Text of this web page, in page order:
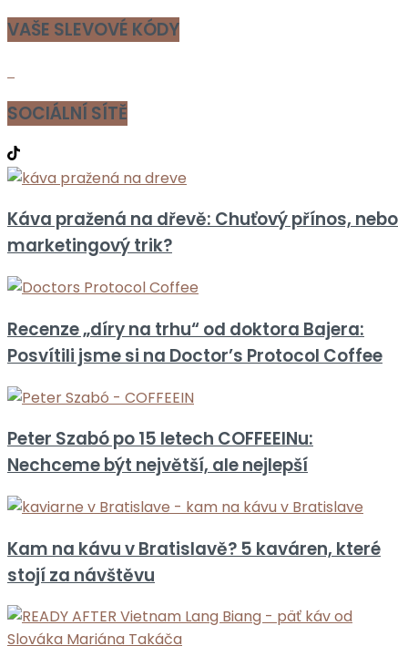
VAŠE SLEVOVÉ KÓDY
SOCIÁLNÍ SÍTĚ
Káva pražená na dřevě: Chuťový přínos, nebo
marketingový trik?
Recenze „díry na trhu“ od doktora Bajera:
Posvítili jsme si na Doctor’s Protocol Coffee
Peter Szabó po 15 letech COFFEEINu:
Nechceme být největší, ale nejlepší
Kam na kávu v Bratislavě? 5 kaváren, které
stojí za návštěvu